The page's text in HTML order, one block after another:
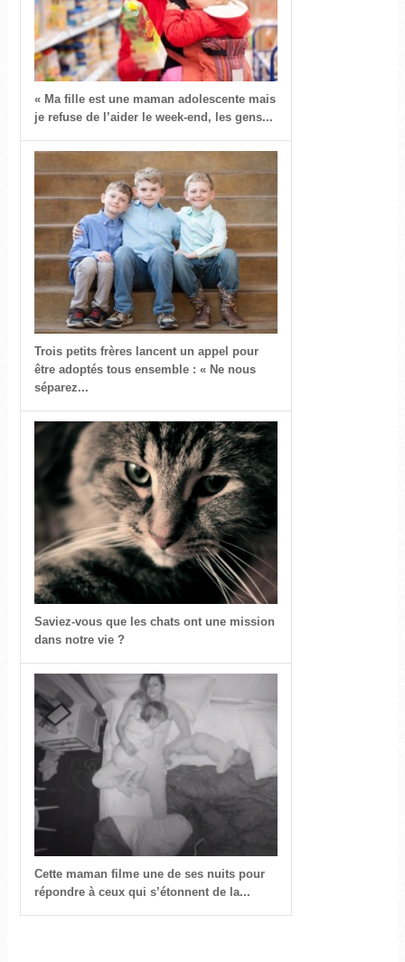
« Ma fille est une maman adolescente mais
je refuse de l’aider le week-end, les gens...
Trois petits frères lancent un appel pour
être adoptés tous ensemble : « Ne nous
séparez...
Saviez-vous que les chats ont une mission
dans notre vie ?
Cette maman filme une de ses nuits pour
répondre à ceux qui s’étonnent de la...